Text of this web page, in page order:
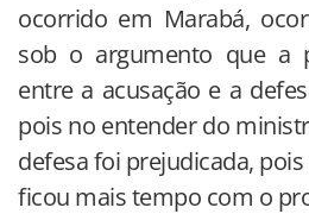
ocorrido em Marabá,
sob o argumento que a
entre a acusação e a
pois no entender do
defesa foi prejudicada,
ficou mais tempo com o